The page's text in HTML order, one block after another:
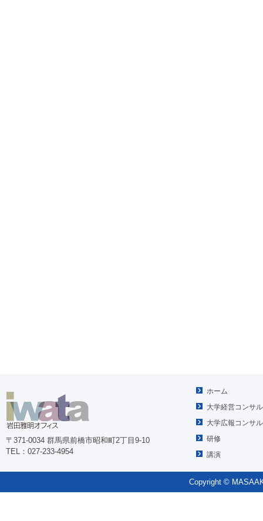
〒371-0034 群馬県前橋市昭和町2丁目9-10
TEL：027-233-4954
ホーム
大学経営コンサ
大学広報コンサ
研修
講演
Copyright ©